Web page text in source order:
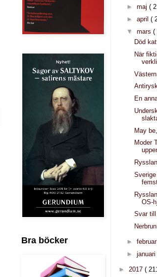
Bra böcker
► maj (
► april (
▼ mars (
Död
När
En
May
Moder
OS-
Svar
►
► januari
► 2017 (